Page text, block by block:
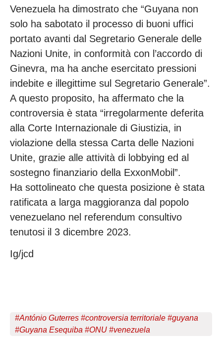
Venezuela ha dimostrato che “Guyana non
solo ha sabotato il processo di buoni uffici
portato avanti dal Segretario Generale delle
Nazioni Unite, in conformità con l’accordo di
Ginevra, ma ha anche esercitato pressioni
indebite e illegittime sul Segretario Generale”.
A questo proposito, ha affermato che la
controversia è stata “irregolarmente deferita
alla Corte Internazionale di Giustizia, in
violazione della stessa Carta delle Nazioni
Unite, grazie alle attività di lobbying ed al
sostegno finanziario della ExxonMobil”.
Ha sottolineato che questa posizione è stata
ratificata a larga maggioranza dal popolo
venezuelano nel referendum consultivo
tenutosi il 3 dicembre 2023.
Ig/jcd
#António Guterres #controversia territoriale #guyana
#Guyana Esequiba #ONU #venezuela